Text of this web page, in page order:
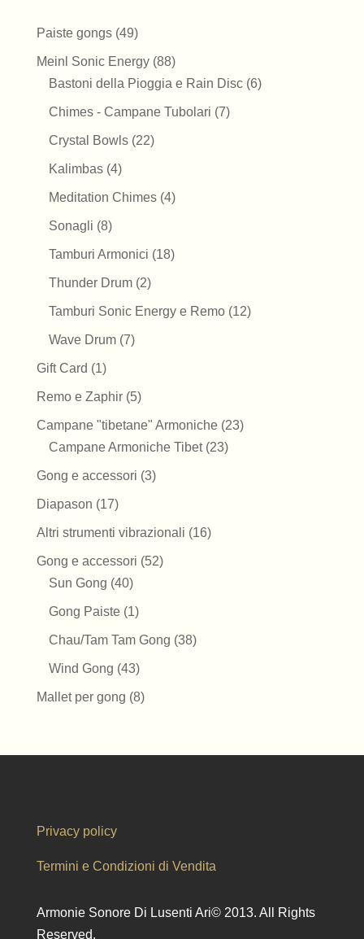
Paiste gongs 4949
prodotti
Meinl Sonic Energy 8888
prodotti
Bastoni della Pioggia e Rain Disc 66
Chimes - Campane Tubolari 77
Crystal Bowls 2222
Kalimbas 44
prodotti
Meditation Chimes 44
Sonagli 88
prodotti
Tamburi Armonici 1818
Thunder Drum 22
Tamburi Sonic Energy e Remo 1212
Wave Drum 77
Gift Card 11
prodotto
Remo e Zaphir 55
prodotti
Campane "tibetane" Armoniche 2323
Campane Armoniche Tibet 2323
Gong e accessori 33
Diapason 1717
prodotti
Altri strumenti vibrazionali 1616
Gong e accessori 5252
Sun Gong 4040
prodotti
Gong Paiste 11
prodotto
Chau/Tam Tam Gong 3838
Wind Gong 4343
prodotti
Mallet per gong 88
Privacy policy
Termini e Condizioni di Vendita
Armonie Sonore Di Lusenti Ari© 2013. All Rights
Reserved.